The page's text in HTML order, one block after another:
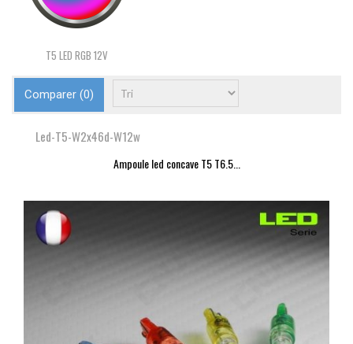
T5 LED RGB 12V
Comparer (0)
Led-T5-W2x46d-W12w
Ampoule led concave T5 T6.5...